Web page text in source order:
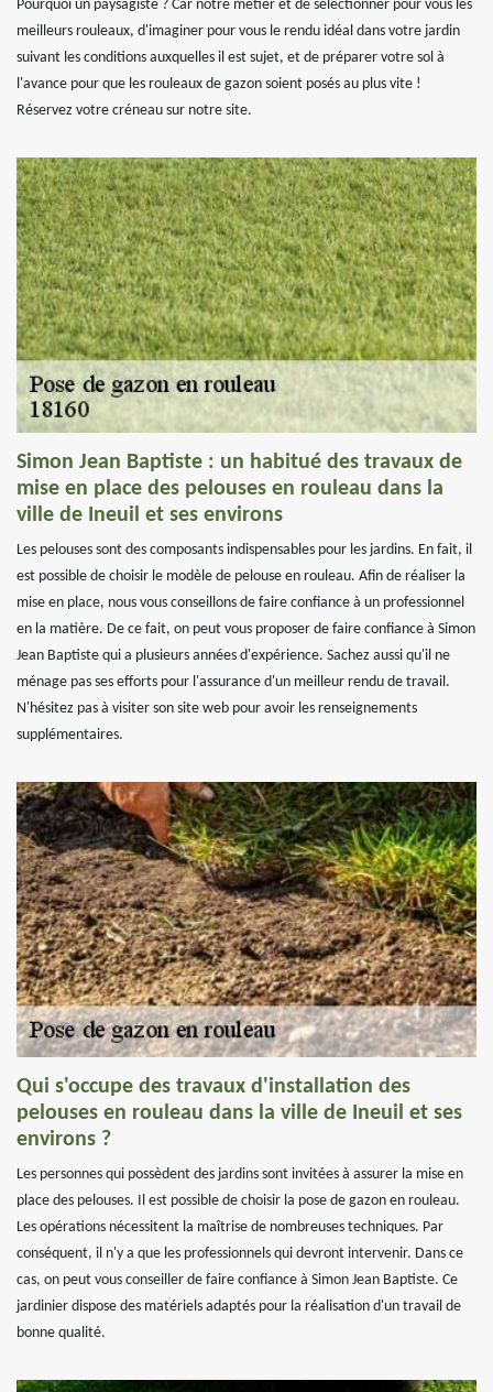
Pourquoi un paysagiste ? Car notre métier et de sélectionner pour vous les
meilleurs rouleaux, d'imaginer pour vous le rendu idéal dans votre jardin
suivant les conditions auxquelles il est sujet, et de préparer votre sol à
l'avance pour que les rouleaux de gazon soient posés au plus vite !
Réservez votre créneau sur notre site.
Simon Jean Baptiste : un habitué des travaux de
mise en place des pelouses en rouleau dans la
ville de Ineuil et ses environs
Les pelouses sont des composants indispensables pour les jardins. En fait, il
est possible de choisir le modèle de pelouse en rouleau. Afin de réaliser la
mise en place, nous vous conseillons de faire confiance à un professionnel
en la matière. De ce fait, on peut vous proposer de faire confiance à Simon
Jean Baptiste qui a plusieurs années d'expérience. Sachez aussi qu'il ne
ménage pas ses efforts pour l'assurance d'un meilleur rendu de travail.
N'hésitez pas à visiter son site web pour avoir les renseignements
supplémentaires.
Qui s'occupe des travaux d'installation des
pelouses en rouleau dans la ville de Ineuil et ses
environs ?
Les personnes qui possèdent des jardins sont invitées à assurer la mise en
place des pelouses. Il est possible de choisir la pose de gazon en rouleau.
Les opérations nécessitent la maîtrise de nombreuses techniques. Par
conséquent, il n'y a que les professionnels qui devront intervenir. Dans ce
cas, on peut vous conseiller de faire confiance à Simon Jean Baptiste. Ce
jardinier dispose des matériels adaptés pour la réalisation d'un travail de
bonne qualité.